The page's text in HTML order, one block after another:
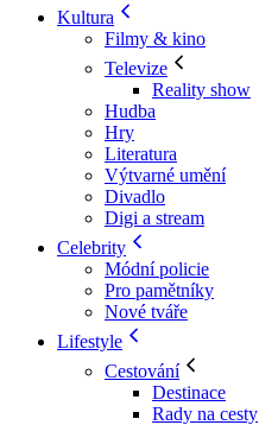
Kultura
Filmy & kino
Televize
Reality show
Hudba
Hry
Literatura
Výtvarné umění
Divadlo
Digi a stream
Celebrity
Módní policie
Pro pamětníky
Nové tváře
Lifestyle
Cestování
Destinace
Rady na cesty